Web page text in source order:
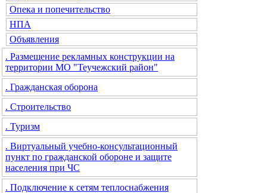
Опека и попечительство
НПА
Объявления
. Размещение рекламных конструкции на
территории МО "Теучежский район"
. Гражданская оборона
. Строительство
. Туризм
. Виртуальный учебно-консультационный
пункт по гражданской обороне и защите
населения при ЧС
. Подключение к сетям теплоснабжения